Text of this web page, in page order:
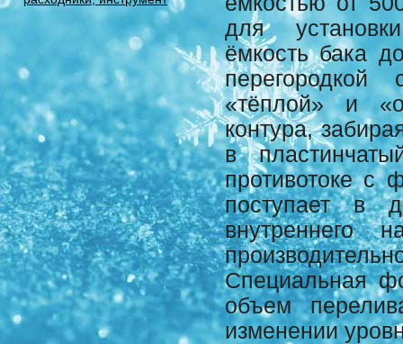
для
ёмкость бака
«тёплой» и
контура,
в
противотоке с
поступает в
Специальная
объем
изменении